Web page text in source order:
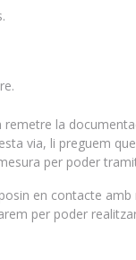
la
via, li preguem
per poder
en contacte
per poder